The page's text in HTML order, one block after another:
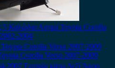
5 Καλώδια Ασημί Toyota Corolla
2004
Corolla Verso 2007-2009